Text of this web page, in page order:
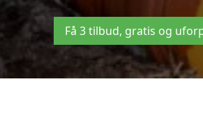
Få 3 tilbud, gratis og